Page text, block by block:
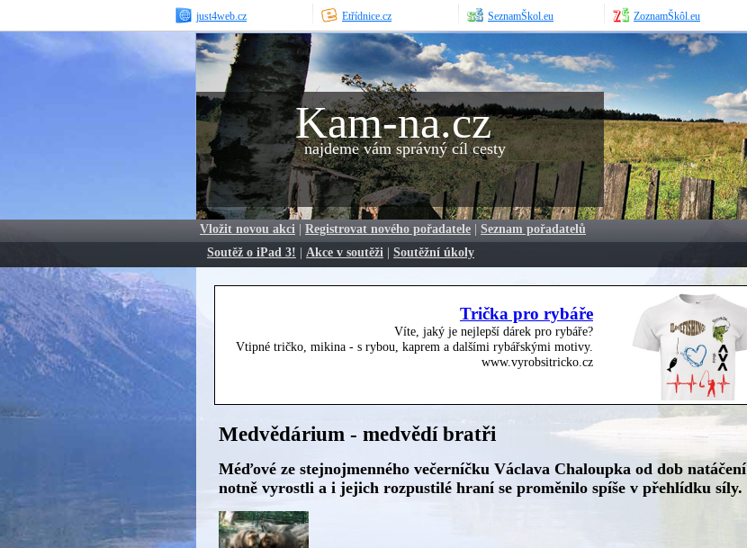
just4web.cz Etřídnice.cz SeznamŠkol.eu ZoznamŠkôl.eu
Kam-na.cz
najdeme vám správný cíl cesty
Vložit novou akci | Registrovat nového pořadatele | Seznam pořadatelů
Soutěž o iPad 3! | Akce v soutěži | Soutěžní úkoly
Trička pro rybáře
Víte, jaký je nejlepší dárek pro rybáře?
Vtipné tričko, mikina - s rybou, kaprem a dalšími rybářskými motivy.
www.vyrobsitricko.cz
Medvědárium - medvědí bratři
Méďové ze stejnojmenného večerníčku Václava Chaloupka od dob natáčení
notně vyrostli a i jejich rozpustilé hraní se proměnilo spíše v přehlídku síly.